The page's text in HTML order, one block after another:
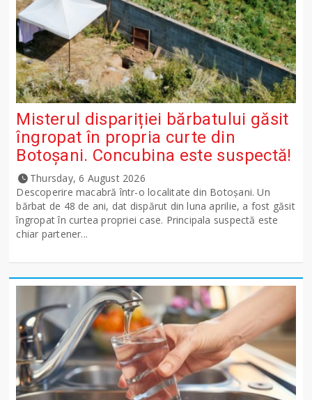
Misterul dispariției bărbatului găsit
îngropat în propria curte din
Botoșani. Concubina este suspectă!
Thursday, 6 August 2026
Descoperire macabră într-o localitate din Botoșani. Un
bărbat de 48 de ani, dat dispărut din luna aprilie, a fost găsit
îngropat în curtea propriei case. Principala suspectă este
chiar partener...